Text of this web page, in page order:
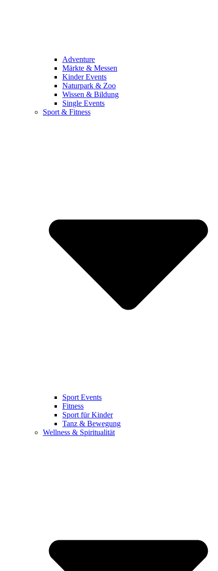
Adventure
Märkte & Messen
Kinder Events
Naturpark & Zoo
Wissen & Bildung
Single Events
Sport & Fitness
Sport Events
Fitness
Sport für Kinder
Tanz & Bewegung
Wellness & Spiritualität